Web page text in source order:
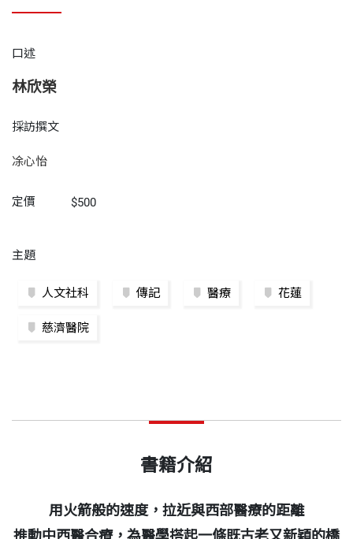
口述
林欣榮
採訪撰文
凃心怡
定價 $500
主題
人文社科 傳記 醫療 花蓮
慈濟醫院
書籍介紹
用火箭般的速度，拉近與西部醫療的距離
推動中西醫合療，為醫學搭起一條既古老又新穎的橋